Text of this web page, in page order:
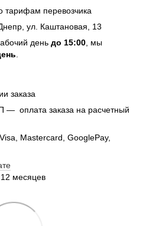
перевозчика
ул. Каштановая, 13
день до 15:00 , мы
заказа
— оплата заказа на расчетный
Mastercard, GooglePay,
12 месяцев